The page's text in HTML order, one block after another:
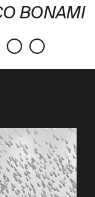
BONAMI